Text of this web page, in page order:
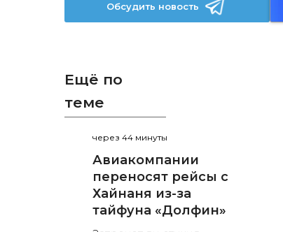
Обсудить новость
Ещё по
теме
через 44 минуты
Авиакомпании
переносят рейсы с
Хайнаня из-за
тайфуна «Долфин»